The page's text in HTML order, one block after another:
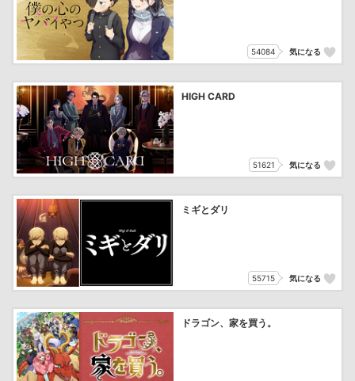
54084 気になる
HIGH CARD
51621 気になる
ミギとダリ
55715 気になる
ドラゴン、家を買う。